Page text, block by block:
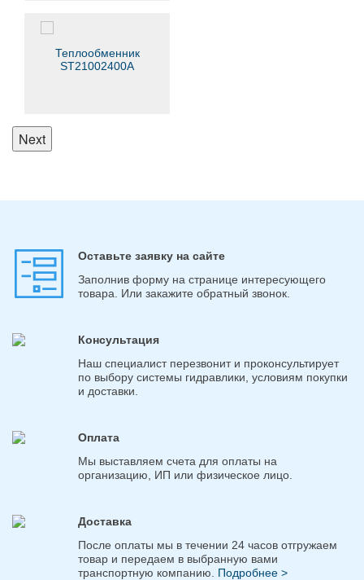
Теплообменник
ST21002400A
Next
Оставьте заявку на сайте
Заполнив форму на странице интересующего
товара. Или закажите обратный звонок.
Консультация
Наш специалист перезвонит и проконсультирует
по выбору системы гидравлики, условиям покупки
и доставки.
Оплата
Мы выставляем счета для оплаты на
организацию, ИП или физическое лицо.
Доставка
После оплаты мы в течении 24 часов отгружаем
товар и передаем в выбранную вами
транспортную компанию. Подробнее >